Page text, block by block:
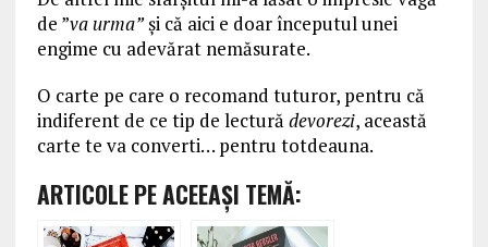
de ”va urma”şi că aici e doar începutul unei
engime cu adevărat nemăsurate.
O carte pe care o recomand tuturor, pentru că
indiferent de ce tip de lectură devorezi, această
carte te va converti… pentru totdeauna.
ARTICOLE PE ACEEAŞI TEMĂ: